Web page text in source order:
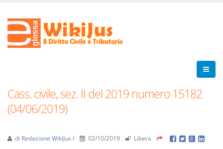
Cass. civile, sez. II del 2019 numero 15182
(04/06/2019)
di Redazione WikiJus I 02/10/2019 Libera